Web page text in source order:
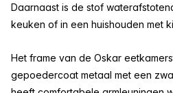
Daarnaast is de stof
keuken of in een huishouden met
Het frame van de Oskar
gepoedercoat metaal met een